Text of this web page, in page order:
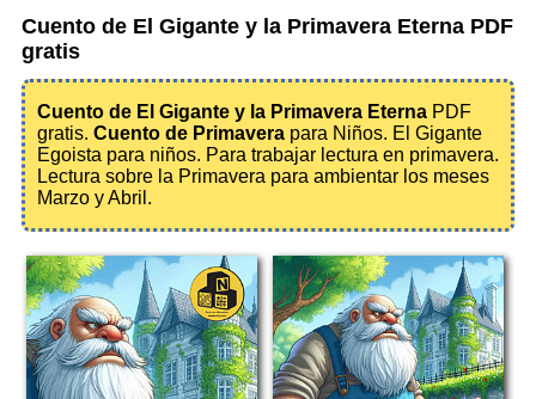
Cuento de El Gigante y la Primavera Eterna PDF
gratis
Cuento de El Gigante y la Primavera Eterna PDF
gratis. Cuento de Primavera para Niños. El Gigante
Egoista para niños. Para trabajar lectura en primavera.
Lectura sobre la Primavera para ambientar los meses
Marzo y Abril.